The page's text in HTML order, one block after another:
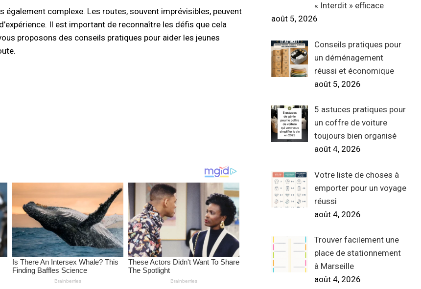
également complexe. Les routes, souvent imprévisibles, peuvent
Il est important de reconnaître les défis que cela
proposons des conseils pratiques pour aider les jeunes
« Interdit » efficace
août 5, 2026
Conseils pratiques pour
un déménagement
réussi et économique
août 5, 2026
5 astuces pratiques pour
un coffre de voiture
toujours bien organisé
août 4, 2026
Votre liste de choses à
emporter pour un voyage
réussi
août 4, 2026
Trouver facilement une
place de stationnement
à Marseille
août 4, 2026